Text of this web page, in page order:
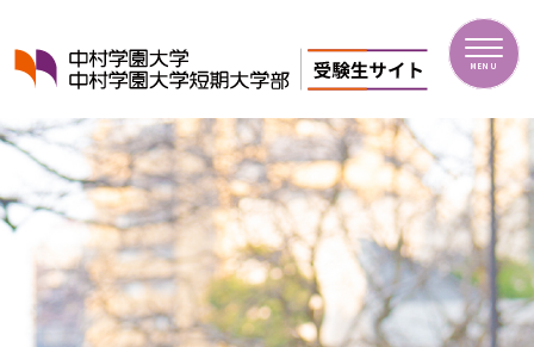
中村学園大学・中村学園大学短期大学部 MENU